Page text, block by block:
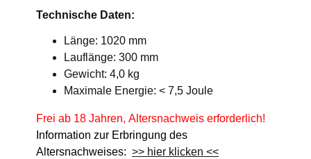
Technische Daten:
Länge: 1020 mm
Lauflänge: 300 mm
Gewicht: 4,0 kg
Maximale Energie: < 7,5 Joule
Frei ab 18 Jahren, Altersnachweis erforderlich!
Information zur Erbringung des
Altersnachweises: >> hier klicken <<